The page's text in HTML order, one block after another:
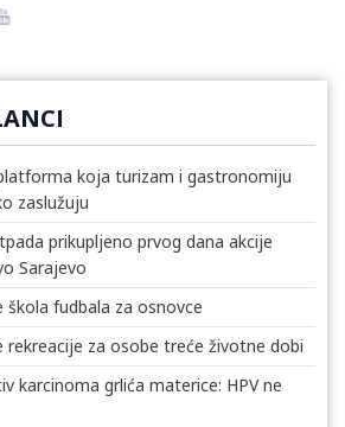
koja turizam i gastronomiju
zaslužuju
prikupljeno prvog dana akcije
Sarajevo
škola fudbala za osnovce
rekreacije za osobe treće životne dobi
karcinoma grlića materice: HPV ne